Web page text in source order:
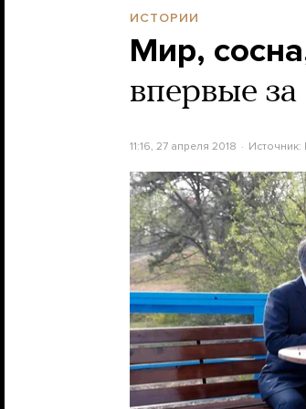
ИСТОРИИ
Мир,
впервые
11:16, 27 апреля 2018 Источник: